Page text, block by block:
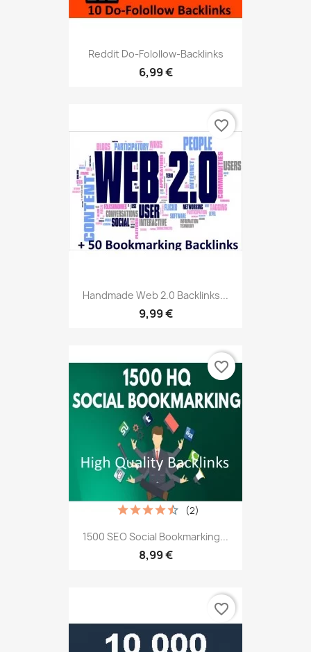
Reddit Do-Folollow-Backlinks
6,99 €
Handmade Web 2.0 Backlinks...
9,99 €
favorite_border
1500 SEO Social Bookmarking...
8,99 €
(2)
favorite_border
favorite_border